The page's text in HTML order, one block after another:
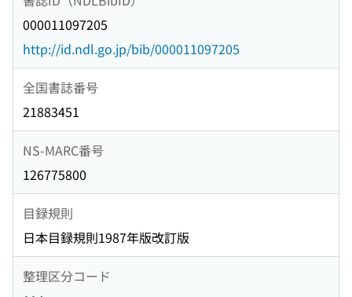
000011097205
http://id.ndl.go.jp/bib/000011097205
全国書誌番号
21883451
NS-MARC番号
126775800
目録規則
日本目録規則1987年版改訂版
整理区分コード